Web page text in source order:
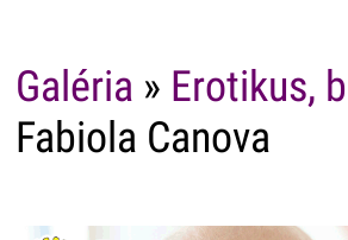
Galéria » Erotikus,
Fabiola Canova